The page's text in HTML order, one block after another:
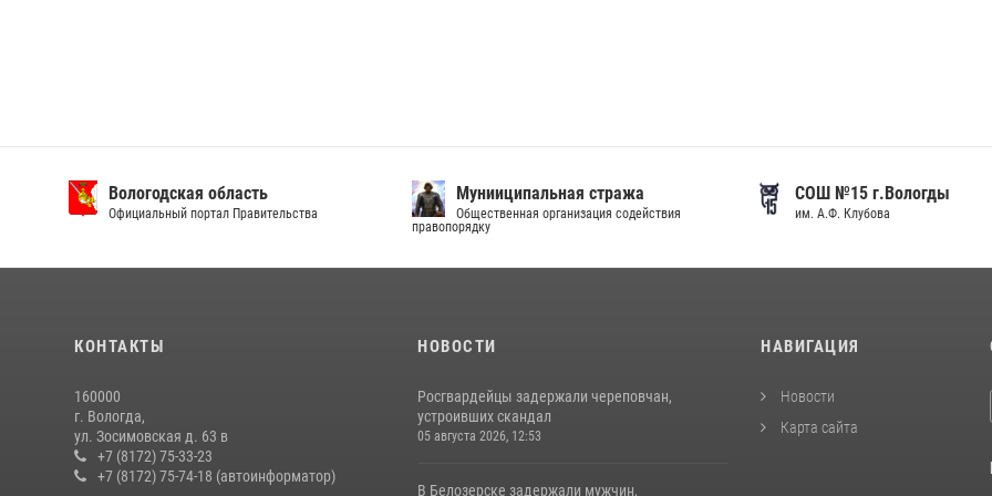
Вологодская область
Официальный портал Правительства
Мунииципальная стража
Общественная организация содействия
правопорядку
СОШ №15 г.Вологды
им. А.Ф. Клубова
КОНТАКТЫ
160000
г. Вологда,
ул. Зосимовская д. 63 в
+7 (8172) 75-33-23
+7 (8172) 75-74-18 (автоинформатор)
НОВОСТИ
Росгвардейцы задержали череповчан,
устроивших скандал
05 августа 2026, 12:53
В Белозерске задержали мужчин,
НАВИГАЦИЯ
Новости
Карта сайта